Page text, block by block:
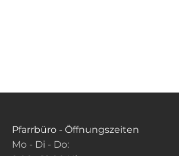
Pfarrbüro - Öffnungszeiten
Mo - Di - Do: